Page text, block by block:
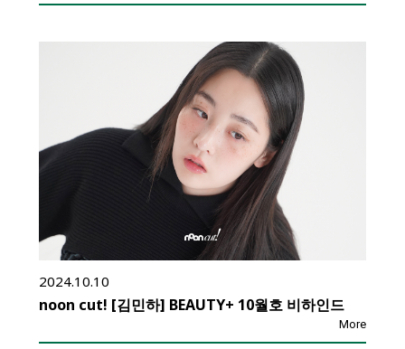
2024.10.10
noon cut! [김민하] BEAUTY+ 10월호 비하인드
More